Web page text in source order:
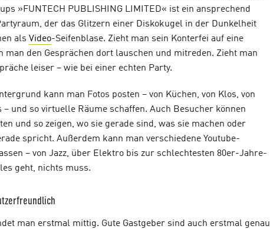
»FUNTECH PUBLISHING LIMITED« ist ein ansprechend
der das Glitzern einer Diskokugel in der Dunkelheit
als Video-Seifenblase. Zieht man sein Konterfei auf eine
man den Gesprächen dort lauschen und mitreden. Zieht man
leiser – wie bei einer echten Party.
kann man Fotos posten – von Küchen, von Klos, von
– und so virtuelle Räume schaffen. Auch Besucher können
und so zeigen, wo sie gerade sind, was sie machen oder
spricht. Außerdem kann man verschiedene Youtube-
– von Jazz, über Elektro bis zur schlechtesten 80er-Jahre-
geht, nichts muss.
man erstmal mittig. Gute Gastgeber sind auch erstmal genau